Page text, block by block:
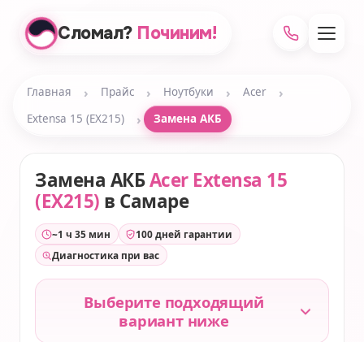
Сломал? Починим!
Главная › Прайс › Ноутбуки › Acer ›
Extensa 15 (EX215) › Замена АКБ
Замена АКБAcer Extensa 15
(EX215) в Самаре
~1 ч 35 мин
100 дней гарантии
Диагностика при вас
Выберите подходящий
вариант ниже